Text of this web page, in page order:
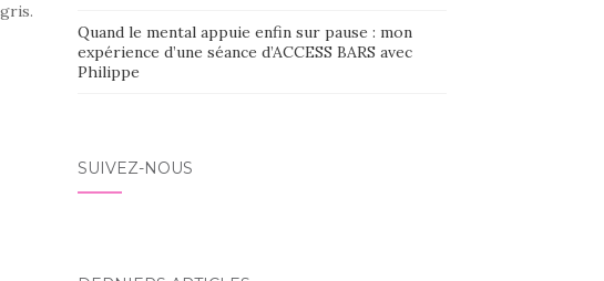
Quand le mental appuie enfin sur pause : mon
expérience d’une séance d’ACCESS BARS avec
Philippe
SUIVEZ-NOUS